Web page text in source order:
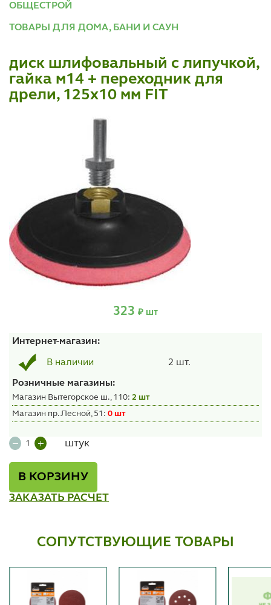
ОБЩЕСТРОЙ
ТОВАРЫ ДЛЯ ДОМА, БАНИ И САУН
диск шлифовальный с липучкой,
гайка м14 + переходник для
дрели, 125x10 мм FIT
323 ₽ шт
Интернет-магазин:
В наличии 2 шт.
Розничные магазины:
Магазин Вытегорское ш., 110: 2 шт
Магазин пр. Лесной, 51: 0 шт
штук
В КОРЗИНУ
ЗАКАЗАТЬ РАСЧЕТ
СОПУТСТВУЮЩИЕ ТОВАРЫ